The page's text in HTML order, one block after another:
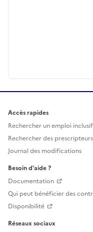
Accès rapides
Rechercher un emploi inclusif
Rechercher des
Journal des modifications
Besoin d'aide ?
Documentation
Qui peut bénéficier des
Disponibilité
Réseaux sociaux